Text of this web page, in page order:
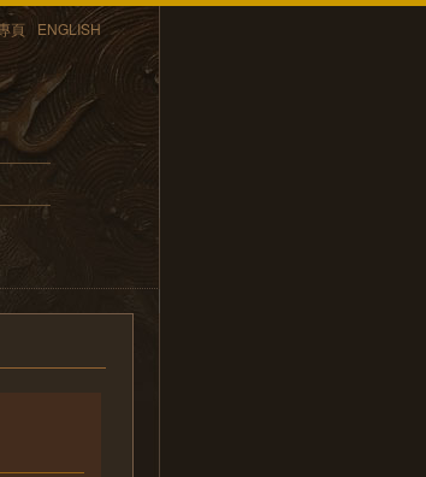
頁 ENGLISH